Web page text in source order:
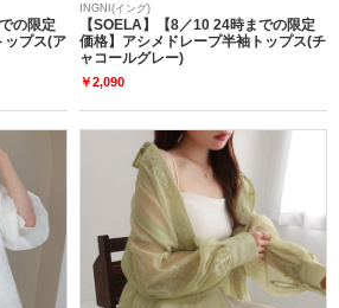
の限定
ップス(ア
INGNI(イング)
【SOELA】【8／10 24時までの限定
価格】アシメドレープ半袖トップス(チ
ャコールグレー)
￥2,090